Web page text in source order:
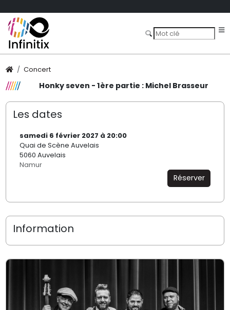
Concert
Honky seven - 1ère partie : Michel Brasseur
Les dates
samedi 6 février 2027 à 20:00
Quai de Scène Auvelais
5060 Auvelais
Namur
Réserver
Information